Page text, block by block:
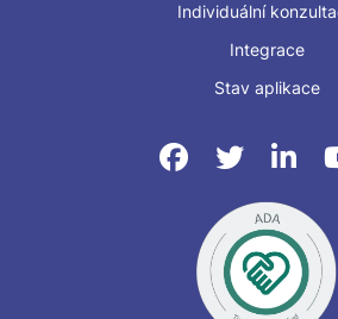
Individuální
Integrace
Stav aplikace